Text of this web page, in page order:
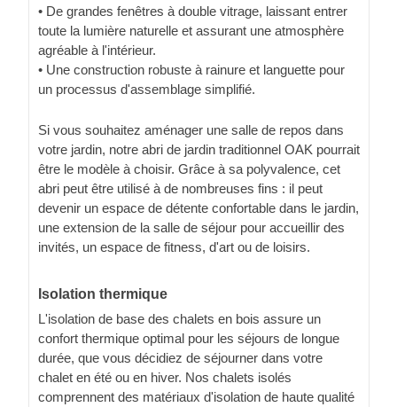
• De grandes fenêtres à double vitrage, laissant entrer
toute la lumière naturelle et assurant une atmosphère
agréable à l'intérieur.
• Une construction robuste à rainure et languette pour
un processus d'assemblage simplifié.
Si vous souhaitez aménager une salle de repos dans
votre jardin, notre abri de jardin traditionnel OAK pourrait
être le modèle à choisir. Grâce à sa polyvalence, cet
abri peut être utilisé à de nombreuses fins : il peut
devenir un espace de détente confortable dans le jardin,
une extension de la salle de séjour pour accueillir des
invités, un espace de fitness, d'art ou de loisirs.
Isolation thermique
L'isolation de base des chalets en bois assure un
confort thermique optimal pour les séjours de longue
durée, que vous décidiez de séjourner dans votre
chalet en été ou en hiver. Nos chalets isolés
comprennent des matériaux d'isolation de haute qualité